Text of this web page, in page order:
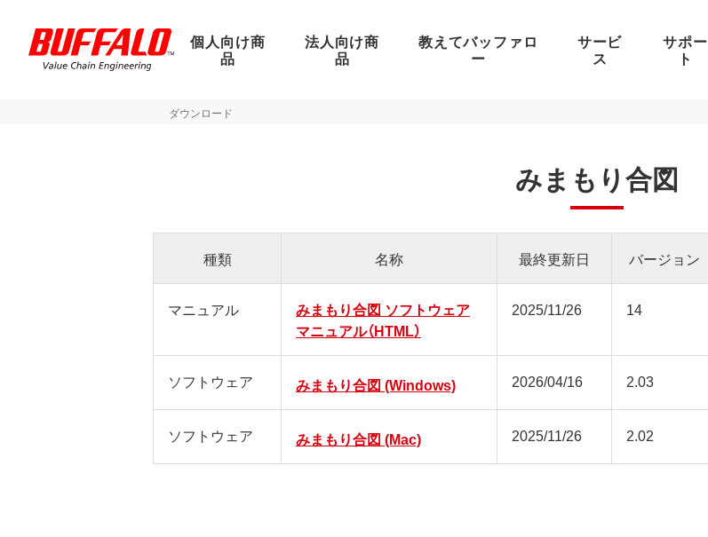
個人向け商
品
法人向け商
品
教えてバッファロ
ー
サービ
ス
サポー
ト
ダウンロード
みまもり合図
種類 名称 最終更新日 バージョン
マニュアル
みまもり合図 ソフトウェア
マニュアル（HTML）
2025/11/26 14
ソフトウェア みまもり合図 (Windows) 2026/04/16 2.03
ソフトウェア みまもり合図 (Mac) 2025/11/26 2.02